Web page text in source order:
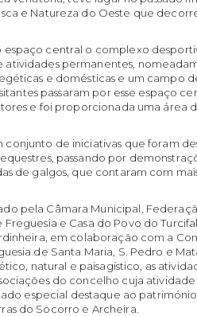
e Natureza do Oeste que
espaço central o complexo
permanentes,
e domésticas e um campo
passaram por esse espaço
e foi proporcionada uma área
de iniciativas que foram
passando por
de galgos, que contaram com
pela Câmara Municipal,
e Casa do Povo do
em colaboração com a
de Santa Maria, S. Pedro e
natural e paisagístico, as
do concelho cuja
especial destaque ao
do Socorro e Archeira.